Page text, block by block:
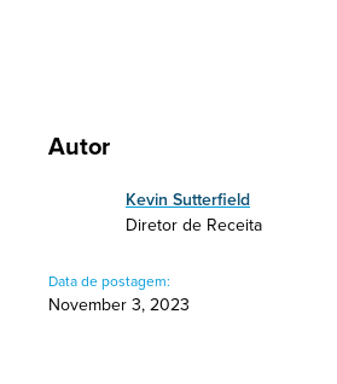
Autor
Kevin Sutterfield
Diretor de Receita
Data de postagem:
November 3, 2023